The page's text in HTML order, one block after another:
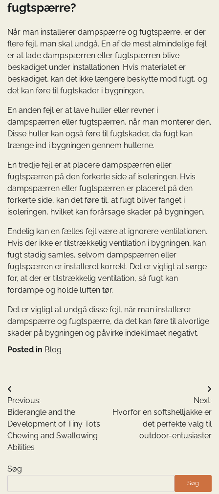
fugtspærre?
Når man installerer dampspærre og fugtspærre, er der
flere fejl, man skal undgå. En af de mest almindelige fejl
er at lade dampspærren eller fugtspærren blive
beskadiget under installationen. Hvis materialet er
beskadiget, kan det ikke længere beskytte mod fugt, og
det kan føre til fugtskader i bygningen.
En anden fejl er at lave huller eller revner i
dampspærren eller fugtspærren, når man monterer den.
Disse huller kan også føre til fugtskader, da fugt kan
trænge ind i bygningen gennem hullerne.
En tredje fejl er at placere dampspærren eller
fugtspærren på den forkerte side af isoleringen. Hvis
dampspærren eller fugtspærren er placeret på den
forkerte side, kan det føre til, at fugt bliver fanget i
isoleringen, hvilket kan forårsage skader på bygningen.
Endelig kan en fælles fejl være at ignorere ventilationen.
Hvis der ikke er tilstrækkelig ventilation i bygningen, kan
fugt stadig samles, selvom dampspærren eller
fugtspærren er installeret korrekt. Det er vigtigt at sørge
for, at der er tilstrækkelig ventilation, så fugt kan
fordampe og holde luften tør.
Det er vigtigt at undgå disse fejl, når man installerer
dampspærre og fugtspærre, da det kan føre til alvorlige
skader på bygningen og påvirke indeklimaet negativt.
Posted in Blog
Indlægsnavigation
Previous:
Biderangle and the
Development of Tiny Tot’s
Chewing and Swallowing
Abilities
Next:
Hvorfor en softshelljakke er
det perfekte valg til
outdoor-entusiaster
Søg
Søg